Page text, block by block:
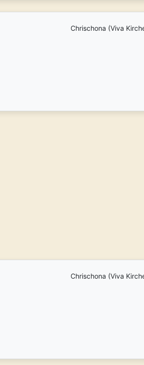
Chrischona (Viva
Chrischona (Viva